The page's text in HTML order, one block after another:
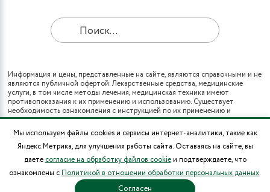
Информация и цены, представленные на сайте, являются справочными и не
являются публичной офертой. Лекарственные средства, медицинские
услуги, в том числе методы лечения, медицинская техника имеют
противопоказания к их применению и использованию. Существует
необходимость ознакомления с инструкцией по их применению и
получения консультации специалистов.
Все виды медицинских услуг вы также можете получить в рамках
программы государственных гарантий бесплатного оказания гражданам
медицинской помощи и территориальных программ государственных
гарантий бесплатного оказания гражданам медицинской помощи (при
наличии полиса ОМС в муниципальных поликлиниках города).
* Цены на операции носят информационный характер и могут изменяться в
зависимости от сложности и использования расходных материалов.
Мы используем файлы cookies и сервисы интернет-аналитики, такие как
Яндекс.Метрика, для улучшения работы сайта. Оставаясь на сайте, вы
даете согласие на обработку файлов cookieи подтверждаете, что
ознакомлены сПолитикой в отношении обработки персональных данных.
Согласен